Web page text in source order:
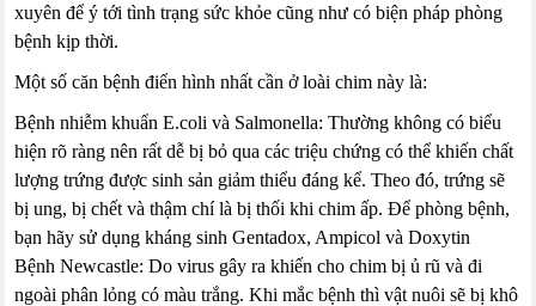
xuyên để ý tới tình trạng sức khỏe cũng như có biện pháp phòng
bệnh kịp thời.
Một số căn bệnh điển hình nhất cần ở loài chim này là:
Bệnh nhiễm khuẩn E.coli và Salmonella: Thường không có biểu
hiện rõ ràng nên rất dễ bị bỏ qua các triệu chứng có thể khiến chất
lượng trứng được sinh sản giảm thiểu đáng kể. Theo đó, trứng sẽ
bị ung, bị chết và thậm chí là bị thối khi chim ấp. Để phòng bệnh,
bạn hãy sử dụng kháng sinh Gentadox, Ampicol và Doxytin
Bệnh Newcastle: Do virus gây ra khiến cho chim bị ủ rũ và đi
ngoài phân lỏng có màu trắng. Khi mắc bệnh thì vật nuôi sẽ bị khô